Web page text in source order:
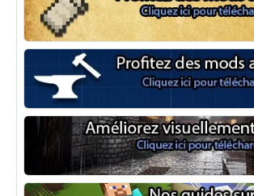
Minecraft Fabric
Minecraft Forge
Shaders Minecraft